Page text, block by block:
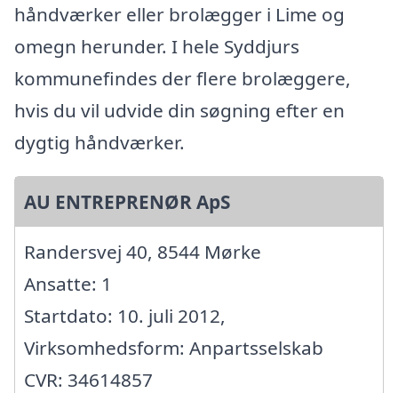
håndværker eller brolægger i Lime og
omegn herunder. I hele Syddjurs
kommunefindes der flere brolæggere,
hvis du vil udvide din søgning efter en
dygtig håndværker.
AU ENTREPRENØR ApS
Randersvej 40, 8544 Mørke
Ansatte: 1
Startdato: 10. juli 2012,
Virksomhedsform: Anpartsselskab
CVR: 34614857